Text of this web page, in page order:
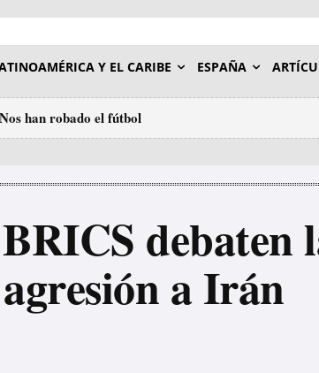
Y EL CARIBE ESPAÑA
Nos han robado el fútbol
debaten
a Irán